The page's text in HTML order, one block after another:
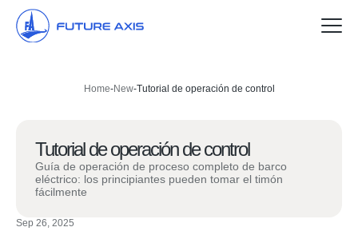
Catamaranes
Lanchas
Agentes
Home-New-Tutorial de operación de control
Tutorial de operación de control
Guía de operación de proceso completo de barco
eléctrico: los principiantes pueden tomar el timón
fácilmente
Sep 26, 2025